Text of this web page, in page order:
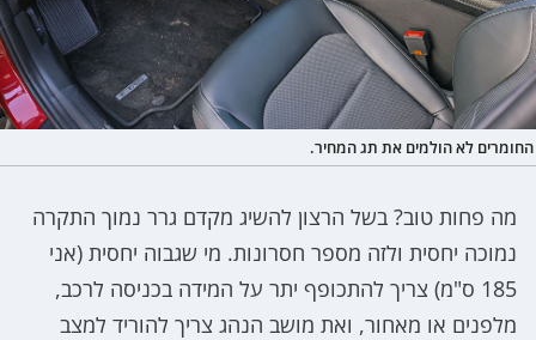
החומרים לא הולמים את תג המחיר.
מה פחות טוב? בשל הרצון להשיג מקדם גרר נמוך התקרה
נמוכה יחסית ולזה מספר חסרונות. מי שגבוה יחסית (אני
185 ס"מ) צריך להתכופף יתר על המידה בכניסה לרכב,
מלפנים או מאחור, ואת מושב הנהג צריך להוריד למצב